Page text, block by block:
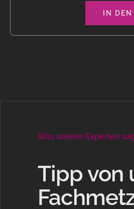
IN
Was unsere Experten
Tipp von